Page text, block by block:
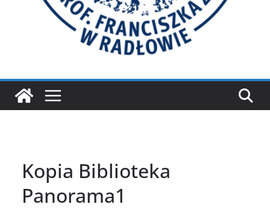
Kopia Biblioteka
Panorama1